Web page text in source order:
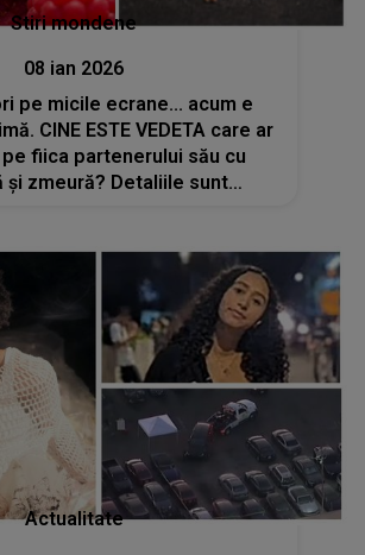
Stiri mondene
08 ian 2026
pe micile ecrane... acum e
CINE ESTE VEDETA care ar
fiica partenerului său cu
și zmeură? Detaliile sunt
Actualitate